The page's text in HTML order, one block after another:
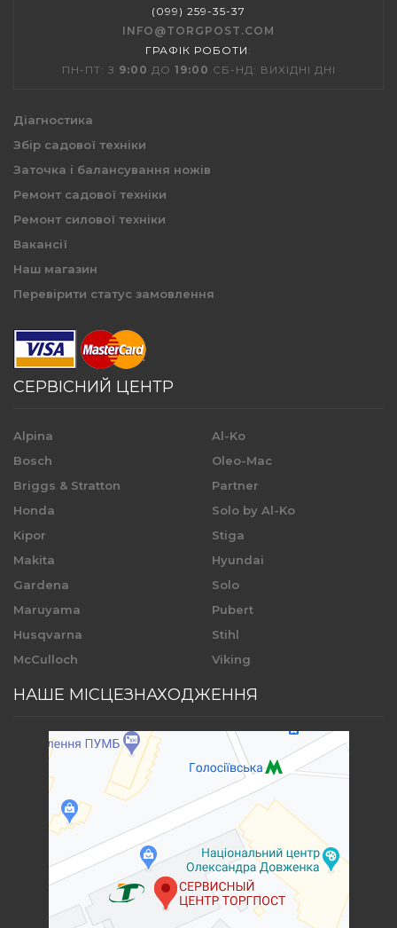
(099) 259-35-37
INFO@TORGPOST.COM
ГРАФІК РОБОТИ :
ПН-ПТ: З 9:00 ДО 19:00 СБ-НД: ВИХІДНІ ДНІ
Діагностика
Збір садової техніки
Заточка і балансування ножів
Ремонт садової техніки
Ремонт силової техніки
Вакансії
Наш магазин
Перевірити статус замовлення
СЕРВІСНИЙ ЦЕНТР
Alpina
Bosch
Briggs & Stratton
Honda
Kipor
Makita
Gardena
Maruyama
Husqvarna
McCulloch
Al-Ko
Oleo-Mac
Partner
Solo by Al-Ko
Stiga
Hyundai
Solo
Pubert
Stihl
Viking
НАШЕ МІСЦЕЗНАХОДЖЕННЯ